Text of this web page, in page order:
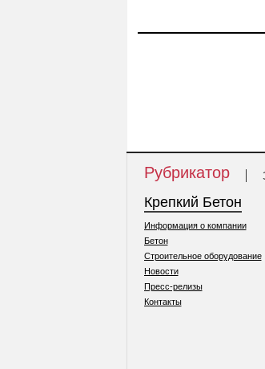
Рубрикатор
Крепкий Бетон
Информация о компании
Бетон
Строительное оборудование
Новости
Пресс-релизы
Контакты